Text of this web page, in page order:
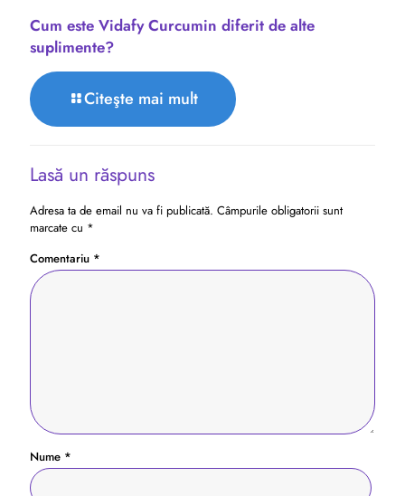
Cum este Vidafy Curcumin diferit de alte
suplimente?
Citeşte mai mult
Lasă un răspuns
Adresa ta de email nu va fi publicată. Câmpurile obligatorii sunt
marcate cu *
Comentariu *
Nume *